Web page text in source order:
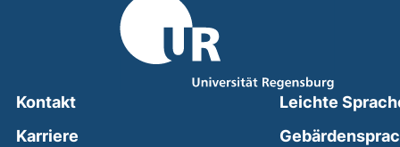
Kontakt
Karriere
Leichte